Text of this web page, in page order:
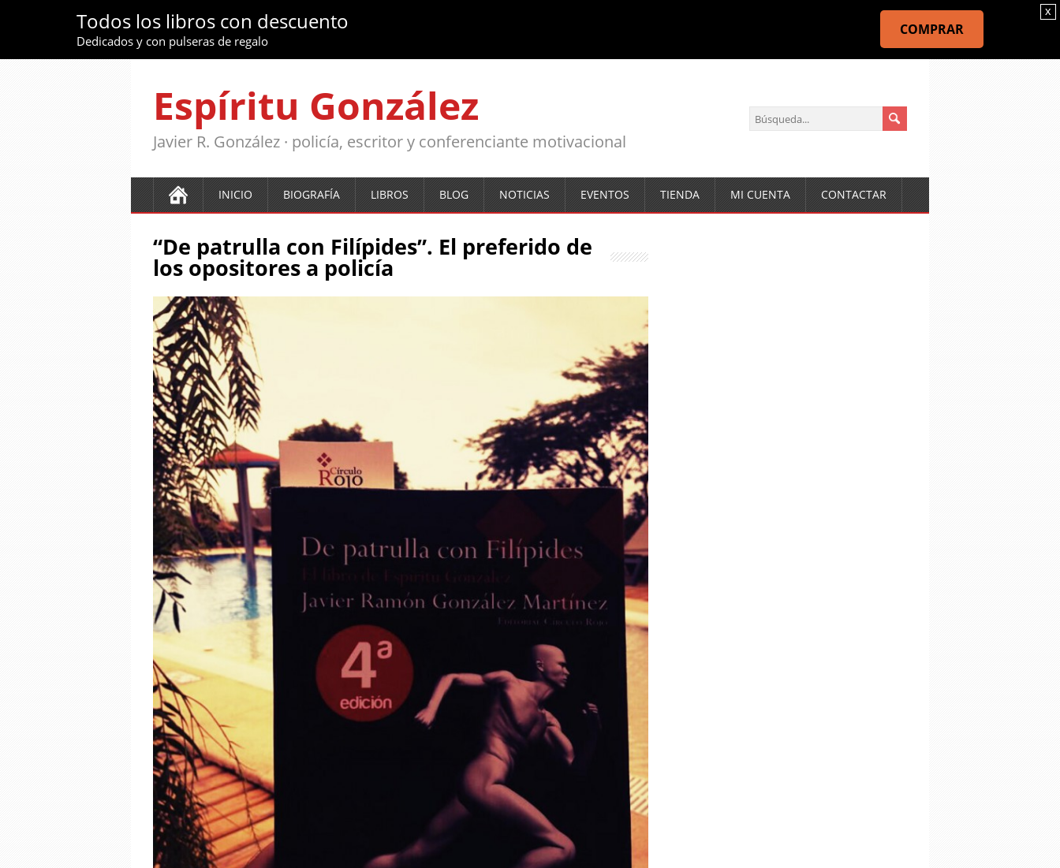
Espíritu González
Javier R. González · policía, escritor y conferenciante motivacional
INICIO BIOGRAFÍA LIBROS BLOG NOTICIAS EVENTOS TIENDA MI CUENTA CONTACTAR
“De patrulla con Filípides”. El preferido de
los opositores a policía
Todos los libros con descuento
Dedicados y con pulseras de regalo
COMPRAR
x